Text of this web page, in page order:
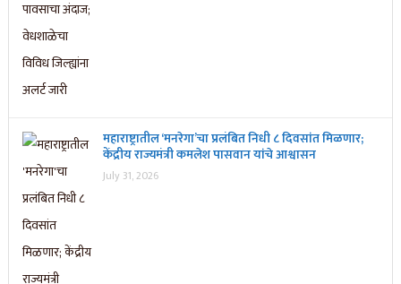
महाराष्ट्रातील ‘मनरेगा’चा प्रलंबित निधी ८ दिवसांत मिळणार;
केंद्रीय राज्यमंत्री कमलेश पासवान यांचे आश्वासन
July 31, 2026